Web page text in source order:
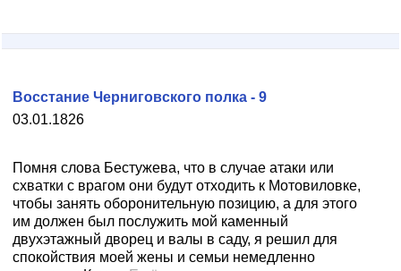
03.01.1826
Восстание Черниговского полка - 9
Помня слова Бестужева, что в случае атаки или
схватки с врагом они будут отходить к Мотовиловке,
чтобы занять оборонительную позицию, а для этого
им должен был послужить мой каменный
двухэтажный дворец и валы в саду, я решил для
спокойствия моей жены и семьи немедленно